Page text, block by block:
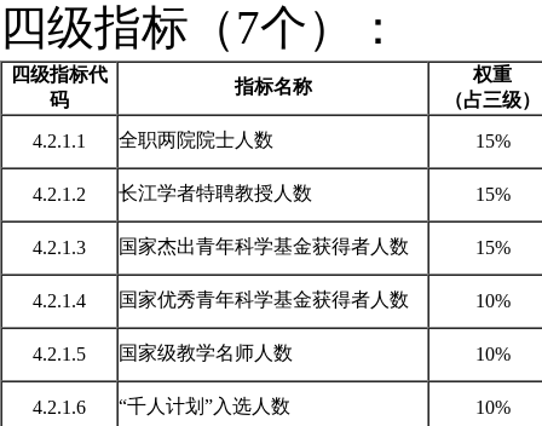
四级指标（7个）：
四级指标代
码
指标名称
权重
（占三级）
4.2.1.1
全职两院院士人数 15%
4.2.1.2 长江学者特聘教授人数 15%
4.2.1.3 国家杰出青年科学基金获得者人数 15%
4.2.1.4 国家优秀青年科学基金获得者人数 10%
4.2.1.5 国家级教学名师人数 10%
4.2.1.6 “千人计划 ”入选人数
10%